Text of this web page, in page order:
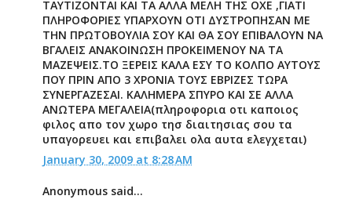
ΤΑΥΤΙΖΟΝΤΑΙ ΚΑΙ ΤΑ ΑΛΛΑ ΜΕΛΗ ΤΗΣ ΟΧΕ ,ΓΙΑΤΙ
ΠΛΗΡΟΦΟΡΙΕΣ ΥΠΑΡΧΟΥΝ ΟΤΙ ΔΥΣΤΡΟΠΗΣΑΝ ΜΕ
ΤΗΝ ΠΡΩΤΟΒΟΥΛΙΑ ΣΟΥ ΚΑΙ ΘΑ ΣΟΥ ΕΠΙΒΑΛΟΥΝ ΝΑ
ΒΓΑΛΕΙΣ ΑΝΑΚΟΙΝΩΣΗ ΠΡΟΚΕΙΜΕΝΟΥ ΝΑ ΤΑ
ΜΑΖΕΨΕΙΣ.ΤΟ ΞΕΡΕΙΣ ΚΑΛΑ ΕΣΥ ΤΟ ΚΟΛΠΟ ΑΥΤΟΥΣ
ΠΟΥ ΠΡΙΝ ΑΠΟ 3 ΧΡΟΝΙΑ ΤΟΥΣ ΕΒΡΙΖΕΣ ΤΩΡΑ
ΣΥΝΕΡΓΑΖΕΣΑΙ. ΚΑΛΗΜΕΡΑ ΣΠΥΡΟ ΚΑΙ ΣΕ ΑΛΛΑ
ΑΝΩΤΕΡΑ ΜΕΓΑΛΕΙΑ(πληροφορια οτι καποιος
φιλος απο τον χωρο τησ διαιτησιας σου τα
υπαγορευει και επιβαλει ολα αυτα ελεγχεται)
January 30, 2009 at 8:28 AM
Anonymous said...